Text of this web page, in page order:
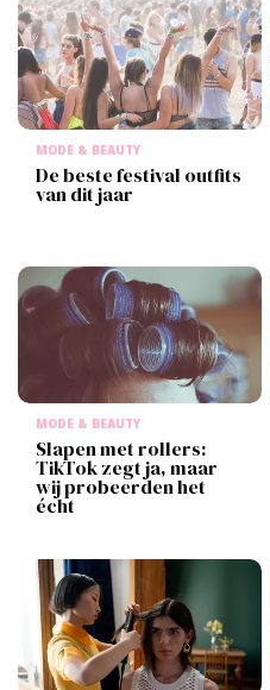
MODE & BEAUTY
De beste festival outfits
van dit jaar
MODE & BEAUTY
Slapen met rollers:
TikTok zegt ja, maar
wij probeerden het
écht